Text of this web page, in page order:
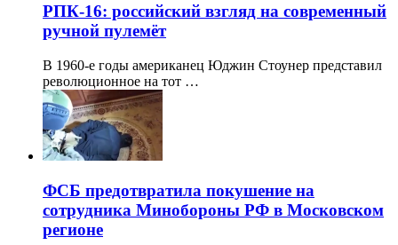
РПК-16: российский взгляд на современный
ручной пулемёт
В 1960-е годы американец Юджин Стоунер представил
революционное на тот …
ФСБ предотвратила покушение на
сотрудника Минобороны РФ в Московском
регионе